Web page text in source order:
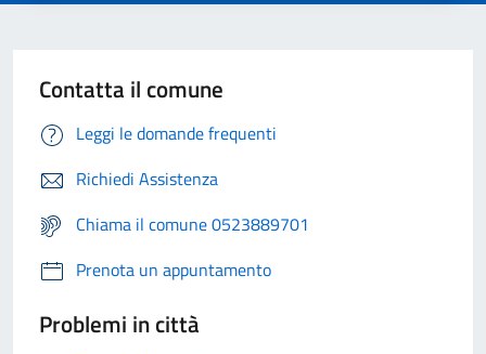
Contatta il comune
Leggi le domande frequenti
Richiedi Assistenza
Chiama il comune 0523889701
Prenota un appuntamento
Problemi in città